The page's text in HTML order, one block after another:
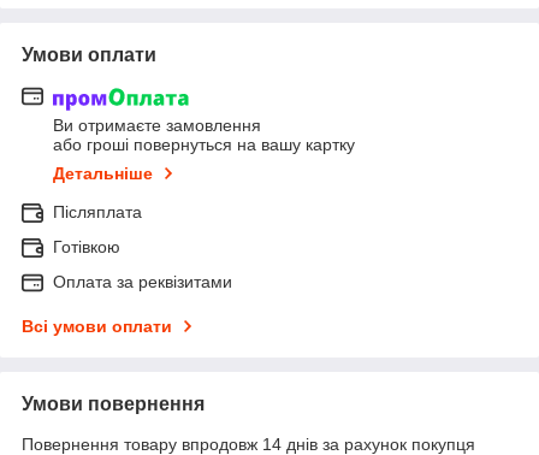
Умови оплати
Ви отримаєте замовлення
або гроші повернуться на вашу картку
Детальніше
Післяплата
Готівкою
Оплата за реквізитами
Всі умови оплати
Умови повернення
Повернення товару впродовж 14 днів за рахунок покупця